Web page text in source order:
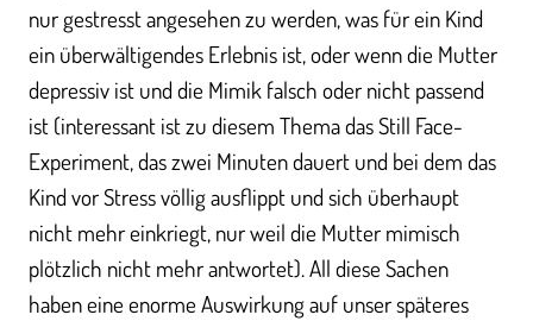
nur gestresst angesehen zu werden, was für ein Kind
ein überwältigendes Erlebnis ist, oder wenn die Mutter
depressiv ist und die Mimik falsch oder nicht passend
ist (interessant ist zu diesem Thema das Still Face-
Experiment, das zwei Minuten dauert und bei dem das
Kind vor Stress völlig ausflippt und sich überhaupt
nicht mehr einkriegt, nur weil die Mutter mimisch
plötzlich nicht mehr antwortet). All diese Sachen
haben eine enorme Auswirkung auf unser späteres